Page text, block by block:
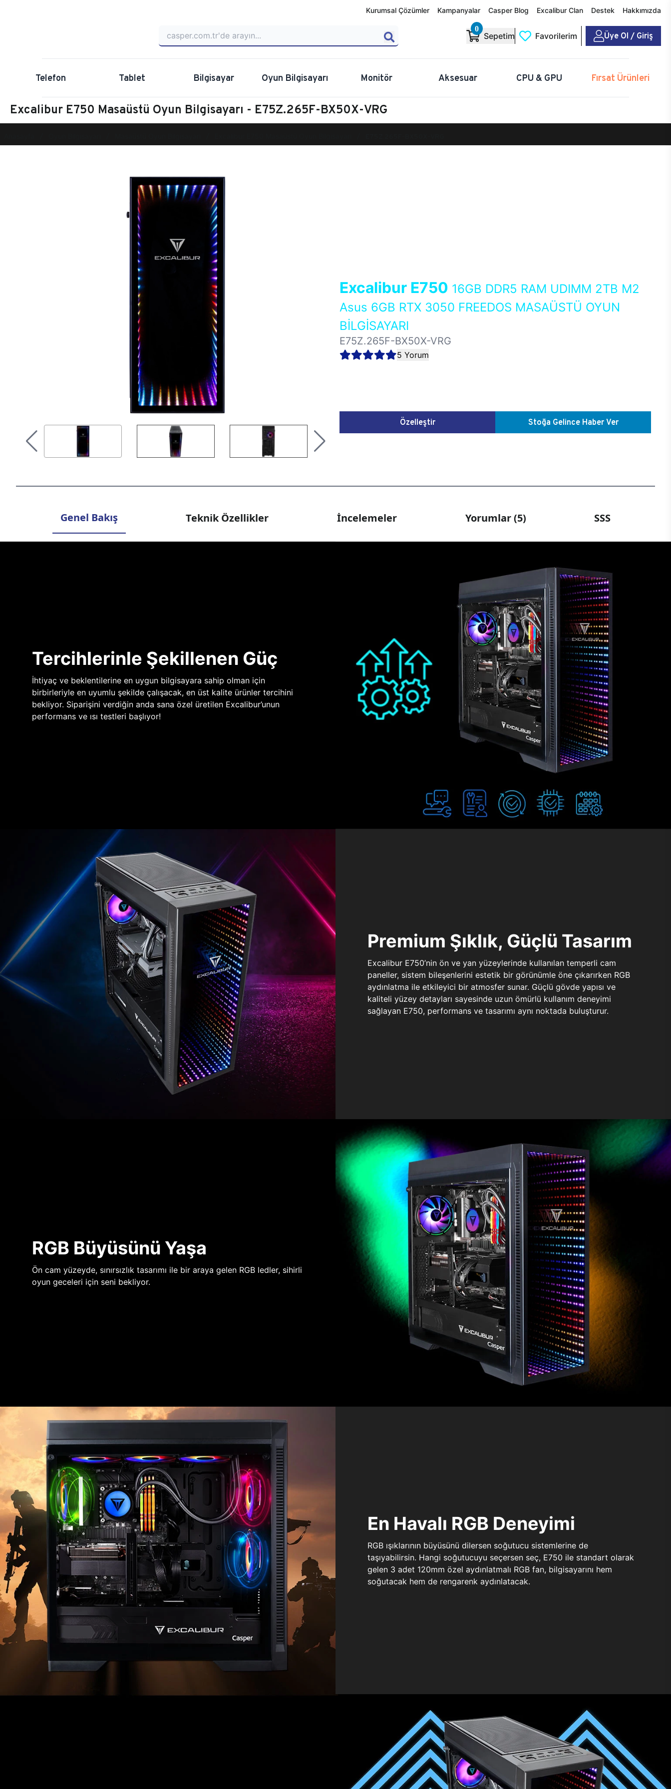
Kurumsal Çözümler Kampanyalar Casper Blog Excalibur Clan Destek Hakkımızda
0
Sepetim Favorilerim Üye Ol / Giriş
Telefon Tablet Bilgisayar Oyun Bilgisayarı Monitör Aksesuar CPU & GPU Fırsat Ürünleri
Excalibur E750 Masaüstü Oyun Bilgisayarı - E75Z.265F-BX50X-VRG
Excalibur E750 16GB DDR5 RAM UDIMM 2TB M2
Asus 6GB RTX 3050 FREEDOS MASAÜSTÜ OYUN
BİLGİSAYARI
E75Z.265F-BX50X-VRG
5 Yorum
Özelleştir Stoğa Gelince Haber Ver
Genel Bakış Teknik Özellikler İncelemeler Yorumlar (5) SSS
Tercihlerinle Şekillenen Güç
İhtiyaç ve beklentilerine en uygun bilgisayara sahip olman için
birbirleriyle en uyumlu şekilde çalışacak, en üst kalite ürünler tercihini
bekliyor. Siparişini verdiğin anda sana özel üretilen Excalibur’unun
performans ve ısı testleri başlıyor!
Premium Şıklık, Güçlü Tasarım
Excalibur E750’nin ön ve yan yüzeylerinde kullanılan temperli cam
paneller, sistem bileşenlerini estetik bir görünümle öne çıkarırken RGB
aydınlatma ile etkileyici bir atmosfer sunar. Güçlü gövde yapısı ve
kaliteli yüzey detayları sayesinde uzun ömürlü kullanım deneyimi
sağlayan E750, performans ve tasarımı aynı noktada buluşturur.
RGB Büyüsünü Yaşa
Ön cam yüzeyde, sınırsızlık tasarımı ile bir araya gelen RGB ledler, sihirli
oyun geceleri için seni bekliyor.
En Havalı RGB Deneyimi
RGB ışıklarının büyüsünü dilersen soğutucu sistemlerine de
taşıyabilirsin. Hangi soğutucuyu seçersen seç, E750 ile standart olarak
gelen 3 adet 120mm özel aydınlatmalı RGB fan, bilgisayarını hem
soğutacak hem de rengarenk aydınlatacak.